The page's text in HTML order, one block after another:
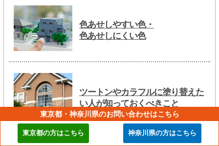
色あせしやすい色・
色あせしにくい色
ツートンやカラフルに塗り替えた
い人が知っておくべきこと
東京都・神奈川県のお問い合わせはこちら
東京都の方はこちら 神奈川県の方はこちら